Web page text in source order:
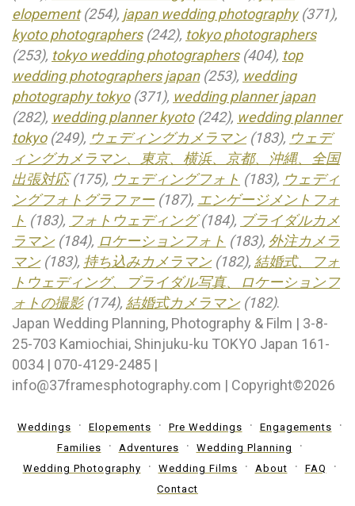
elopement(254), japan wedding photography(371),
kyoto photographers(242), tokyo photographers
(253), tokyo wedding photographers(404), top
wedding photographers japan(253), wedding
photography tokyo(371), wedding planner japan
(282), wedding planner kyoto(242), wedding planner
tokyo(249), ウェディングカメラマン(183), ウェデ
ィングカメラマン、東京、横浜、京都、沖縄、全国
出張対応(175), ウェディングフォト (183), ウェディ
ングフォトグラファー(187), エンゲージメントフォ
ト (183), フォトウェディング(184), ブライダルカメ
ラマン(184), ロケーションフォト (183), 外注カメラ
マン(183), 持ち込みカメラマン(182), 結婚式、フォ
トウェディング、ブライダル写真、ロケーションフ
ォトの撮影(174), 結婚式カメラマン(182).
Japan Wedding Planning, Photography & Film | 3-8-
25-703 Kamiochiai, Shinjuku-ku TOKYO Japan 161-
0034 | 070-4129-2485 |
info@37framesphotography.com | Copyright©2026
Weddings Elopements Pre Weddings
Engagements
Families
Adventures
Wedding Planning
Wedding Photography
Wedding Films About
FAQ
Contact